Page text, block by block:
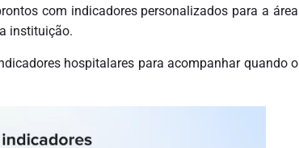
com indicadores personalizados para a área
instituição.
hospitalares para acompanhar quando o